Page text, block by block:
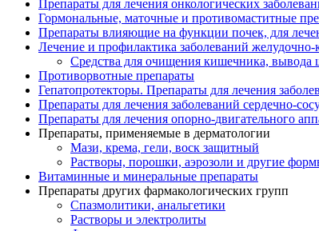
Препараты для лечения онкологических
Гормональные, маточные и противомаститные
Препараты влияющие на функции почек, для
Лечение и профилактика заболеваний желудочно-
Средства для очищения кишечника, вывода
Противорвотные препараты
Гепатопротекторы. Препараты для лечения
Препараты для лечения заболеваний сердечно-
Препараты для лечения опорно-двигательного
Препараты, применяемые в дерматологии
Мази, крема, гели, воск защитный
Растворы, порошки, аэрозоли и другие
Витаминные и минеральные препараты
Препараты других фармакологических групп
Спазмолитики, анальгетики
Растворы и электролиты